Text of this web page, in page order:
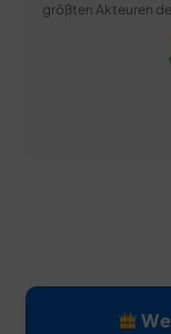
größten Akteuren